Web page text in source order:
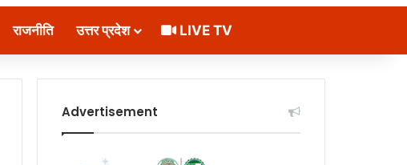
राजनीति उत्तर प्रदेश LIVE TV
Advertisement